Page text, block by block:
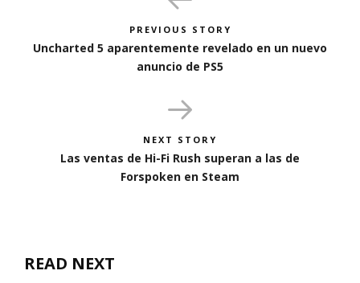
PREVIOUS STORY
Uncharted 5 aparentemente revelado en un nuevo
anuncio de PS5
NEXT STORY
Las ventas de Hi-Fi Rush superan a las de
Forspoken en Steam
READ NEXT